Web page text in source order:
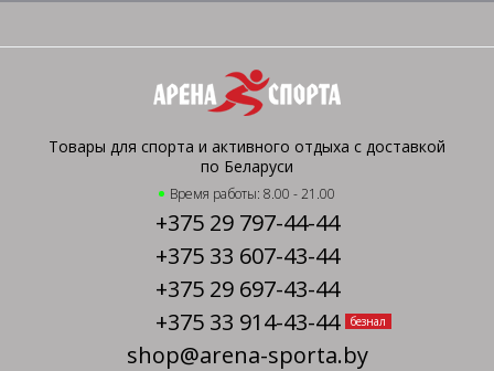
Товары для спорта и активного отдыха с доставкой
по Беларуси
Время работы: 8.00 - 21.00
+375 29 797-44-44
+375 33 607-43-44
+375 29 697-43-44
+375 33 914-43-44
безнал
shop@arena-sporta.by